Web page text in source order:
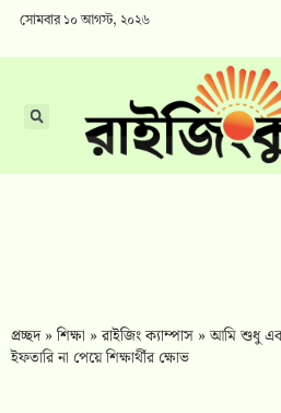
সোমবার ১০ আগস্ট, ২০২৬
প্রচ্ছদ»শিক্ষা »রাইজিং ক্যাম্পাস »আমি শুধু
ইফতারি না পেয়ে শিক্ষার্থীর ক্ষোভ